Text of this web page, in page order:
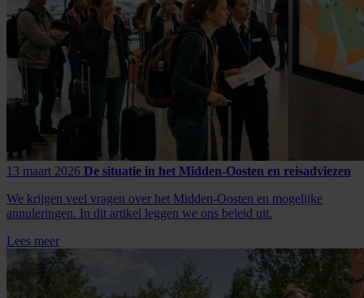
13 maart 2026 De situatie in het Midden-Oosten en reisadviezen
We krijgen veel vragen over het Midden-Oosten en mogelijke
annuleringen. In dit artikel leggen we ons beleid uit.
Lees meer